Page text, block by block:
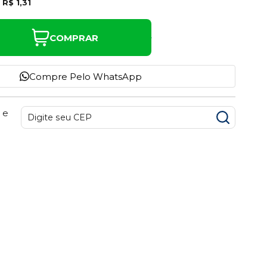
R$ 1,31
COMPRAR
Compre Pelo WhatsApp
e